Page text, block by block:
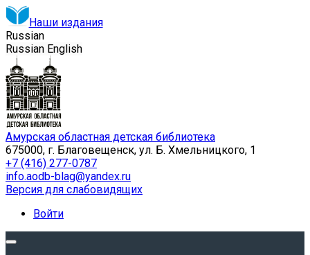
Наши издания
Russian
Russian English
Амурская областная детская библиотека
675000, г. Благовещенск, ул. Б. Хмельницкого, 1
+7 (416) 277-0787
info.aodb-blag@yandex.ru
Версия для слабовидящих
Войти